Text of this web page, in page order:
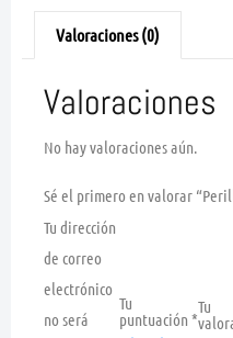
Valoraciones (0)
Valoraciones
No hay valoraciones aún.
Sé el primero en valorar
Tu dirección
de correo
electrónico
no será
Tu
puntuación *
Tu